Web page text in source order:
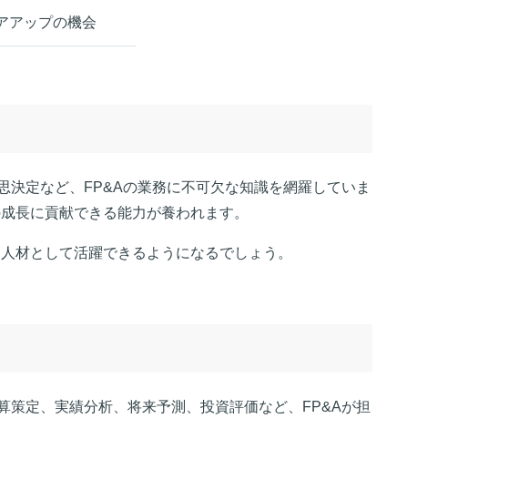
アップの機会
定など、FP&Aの業務に不可欠な知識を網羅していま
長に貢献できる能力が養われます。
材として活躍できるようになるでしょう。
定、実績分析、将来予測、投資評価など、FP&Aが担